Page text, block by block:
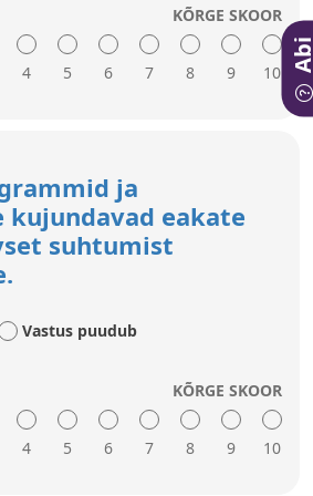
kasutatakse asjakohaseid
traditsioonilist (televisioon,
ja internetimeediat.
4 5 6 7 8 9
KÕRGE SKOOR
10
riiklikke tööhõivetalitusi ja
eakate ettevõtluspotentsiaalist.
kuvand eakate ettevõtlusest.
meedia- ja
et jõuda potentsiaalsete eakate
ja
kujundavad eakate
suhtumist
Vastus puudub
4 5 6 7 8 9
KÕRGE SKOOR
10